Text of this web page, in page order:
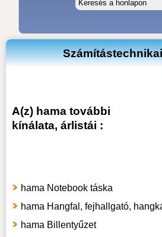
A(z) hama további
kínálata, árlistái :
hama Notebook táska
hama Hangfal, fejhallgató,
hama Billentyűzet